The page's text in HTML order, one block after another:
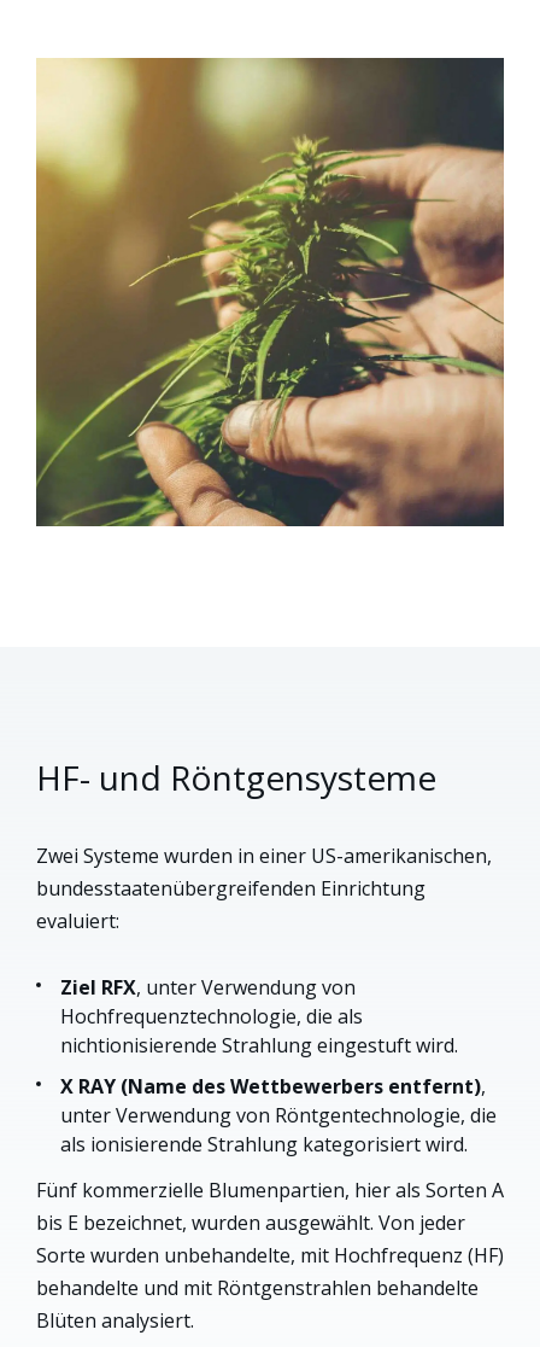
HF- und Röntgensysteme
Zwei Systeme wurden in einer US-amerikanischen,
bundesstaatenübergreifenden Einrichtung
evaluiert:
Ziel RFX, unter Verwendung von
Hochfrequenztechnologie, die als
nichtionisierende Strahlung eingestuft wird.
X RAY (Name des Wettbewerbers entfernt),
unter Verwendung von Röntgentechnologie, die
als ionisierende Strahlung kategorisiert wird.
Fünf kommerzielle Blumenpartien, hier als Sorten A
bis E bezeichnet, wurden ausgewählt. Von jeder
Sorte wurden unbehandelte, mit Hochfrequenz (HF)
behandelte und mit Röntgenstrahlen behandelte
Blüten analysiert.